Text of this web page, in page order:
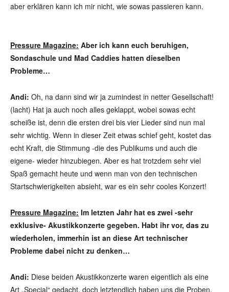
aber erklären kann ich mir nicht, wie sowas passieren kann.
Pressure Magazine: Aber ich kann euch beruhigen,
Sondaschule und Mad Caddies hatten dieselben
Probleme…
Andi: Oh, na dann sind wir ja zumindest in netter Gesellschaft!
(lacht) Hat ja auch noch alles geklappt, wobei sowas echt
scheiße ist, denn die ersten drei bis vier Lieder sind nun mal
sehr wichtig. Wenn in dieser Zeit etwas schief geht, kostet das
echt Kraft, die Stimmung -die des Publikums und auch die
eigene- wieder hinzubiegen. Aber es hat trotzdem sehr viel
Spaß gemacht heute und wenn man von den technischen
Startschwierigkeiten absieht, war es ein sehr cooles Konzert!
Pressure Magazine: Im letzten Jahr hat es zwei -sehr
exklusive- Akustikkonzerte gegeben. Habt ihr vor, das zu
wiederholen, immerhin ist an diese Art technischer
Probleme dabei nicht zu denken…
Andi: Diese beiden Akustikkonzerte waren eigentlich als eine
Art „Special“ gedacht, doch letztendlich haben uns die Proben,